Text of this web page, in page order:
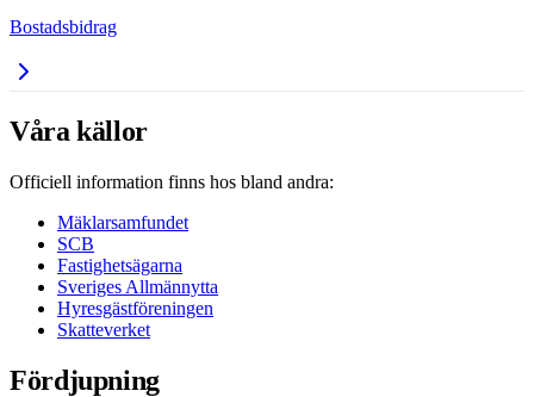
Bostadsbidrag
Våra källor
Officiell information finns hos bland andra:
Mäklarsamfundet
SCB
Fastighetsägarna
Sveriges Allmännytta
Hyresgästföreningen
Skatteverket
Fördjupning